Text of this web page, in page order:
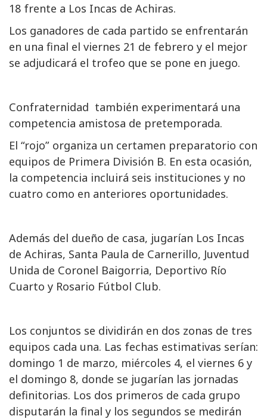
18 frente a Los Incas de Achiras.
Los ganadores de cada partido se enfrentarán
en una final el viernes 21 de febrero y el mejor
se adjudicará el trofeo que se pone en juego.
Confraternidad también experimentará una
competencia amistosa de pretemporada.
El “rojo” organiza un certamen preparatorio con
equipos de Primera División B. En esta ocasión,
la competencia incluirá seis instituciones y no
cuatro como en anteriores oportunidades.
Además del dueño de casa, jugarían Los Incas
de Achiras, Santa Paula de Carnerillo, Juventud
Unida de Coronel Baigorria, Deportivo Río
Cuarto y Rosario Fútbol Club.
Los conjuntos se dividirán en dos zonas de tres
equipos cada una. Las fechas estimativas serían:
domingo 1 de marzo, miércoles 4, el viernes 6 y
el domingo 8, donde se jugarían las jornadas
definitorias. Los dos primeros de cada grupo
disputarán la final y los segundos se medirán